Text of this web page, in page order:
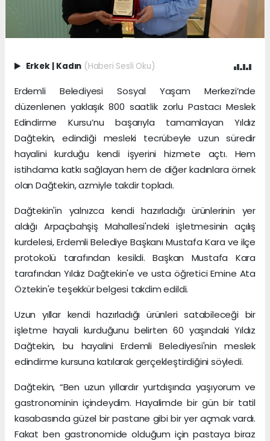
Erkek | Kadın (Haberi Sesli Oku)
Erdemli Belediyesi Sosyal Yaşam Merkezi’nde
düzenlenen yaklaşık 800 saatlik zorlu Pastacı Meslek
Edindirme Kursu’nu başarıyla tamamlayan Yıldız
Dağtekin, edindiği mesleki tecrübeyle uzun süredir
hayalini kurduğu kendi işyerini hizmete açtı. Hem
istihdama katkı sağlayan hem de diğer kadınlara örnek
olan Dağtekin, azmiyle takdir topladı.
Dağtekin'in yalnızca kendi hazırladığı ürünlerinin yer
aldığı Arpaçbahşiş Mahallesi'ndeki işletmesinin açılış
kurdelesi, Erdemli Belediye Başkanı Mustafa Kara ve ilçe
protokolü tarafından kesildi. Başkan Mustafa Kara
tarafından Yıldız Dağtekin'e ve usta öğretici Emine Ata
Öztekin'e teşekkür belgesi takdim edildi.
Uzun yıllar kendi hazırladığı ürünleri satabileceği bir
işletme hayali kurduğunu belirten 60 yaşındaki Yıldız
Dağtekin, bu hayalini Erdemli Belediyesi'nin meslek
edindirme kursuna katılarak gerçekleştirdiğini söyledi.
Dağtekin, “Ben uzun yıllardır yurtdışında yaşıyorum ve
gastronominin içindeydim. Hayalimde bir gün bir tatil
kasabasında güzel bir pastane gibi bir yer açmak vardı.
Fakat ben gastronomide olduğum için pastaya biraz